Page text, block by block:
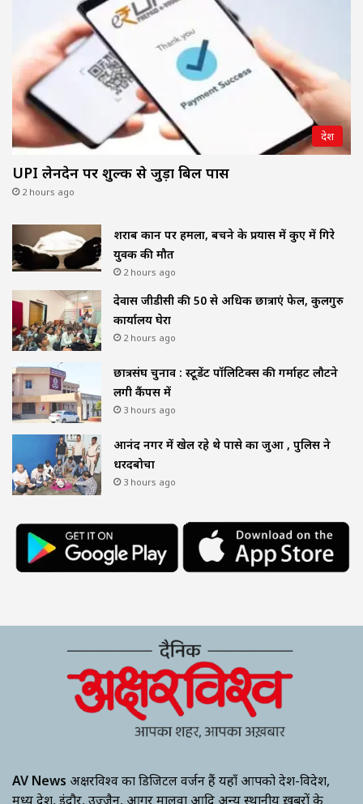
देश
UPI लेनदेन पर शुल्क से जुड़ा बिल पास
2 hours ago
शराब दुकान पर हमला, बचने के प्रयास में कुए में गिरे
युवक की मौत
2 hours ago
देवास जीडीसी की 50 से अधिक छात्राएं फेल, कुलगुरु
कार्यालय घेरा
2 hours ago
छात्रसंघ चुनाव : स्टूडेंट पॉलिटिक्स की गर्माहट लौटने
लगी कैंपस में
3 hours ago
आनंद नगर में खेल रहे थे पासे का जुआ , पुलिस ने
धरदबोचा
3 hours ago
AV News अक्षरविश्व का डिजिटल वर्जन हैं यहाँ आपको देश-विदेश,
मध्य प्रदेश, इंदौर, उज्जैन, आगर मालवा आदि अन्य स्थानीय ख़बरों के